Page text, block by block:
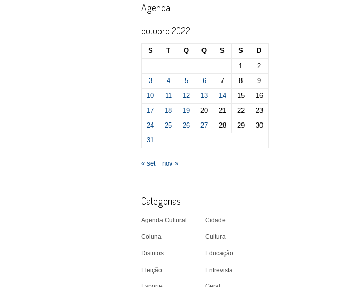
Agenda
outubro 2022
S T Q Q S S
D
1
2
3
4 5 6 7 8
9
10
11 12 13 14 15
16
17
18 19 20 21 22
23
24
25 26 27 28 29
30
31
« set nov »
Categorias
Agenda Cultural Cidade
Coluna Cultura
Distritos Educação
Eleição Entrevista